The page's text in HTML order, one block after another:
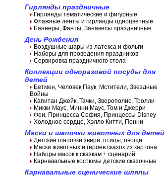
Гирлянды праздничные
Гирлянды тематические и фигурные
Флажные ленты и гирлянды одноцветные
Баннеры, Фанты, Занавесы праздничные
День Рождения
Воздушные шары из латекса и фольги
Наборы для проведения праздников
Сервировка праздничного стола
Коллекции одноразовой посуды для
детей
Бетмен, Человек Паук, Мстители, Звездные
Войны
Капитан Джейк, Тачки, Зверополис, Тролли
Микки Маус, Минни Маус, Том и Джерри
Феи, Принцесса София, Принцессы Disney
Холодное сердце, Хэлло Китти, Понни
Маски и шапочки животных для детей
Детские шапочки звери, птицы, овощи
Маски животных и героев сказок из картона
Наборы масок к сказкам + сценарий
Карнавальные костюмы детские сказочные
Карнавальные сценические шляпы